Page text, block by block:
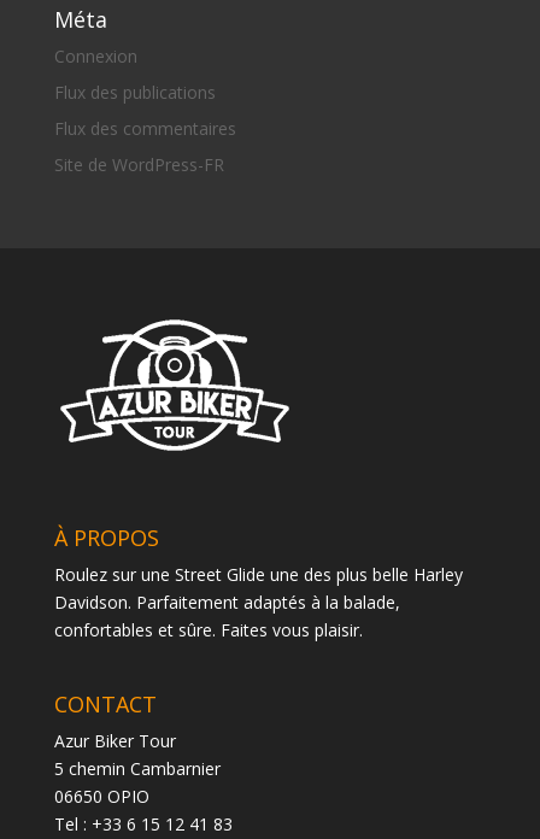
Méta
Connexion
Flux des publications
Flux des commentaires
Site de WordPress-FR
À PROPOS
Roulez sur une Street Glide une des plus belle Harley
Davidson. Parfaitement adaptés à la balade,
confortables et sûre. Faites vous plaisir.
CONTACT
Azur Biker Tour
5 chemin Cambarnier
06650 OPIO
Tel : +33 6 15 12 41 83